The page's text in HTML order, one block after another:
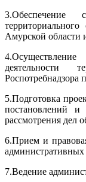
3.Обеспечение
Амурской области
4.
деятельности
Роспотребнадзора
5.Подготовка
постановлений
рассмотрения дел
6.Прием и
7.Ведение